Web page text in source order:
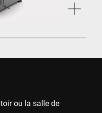
ou la salle de